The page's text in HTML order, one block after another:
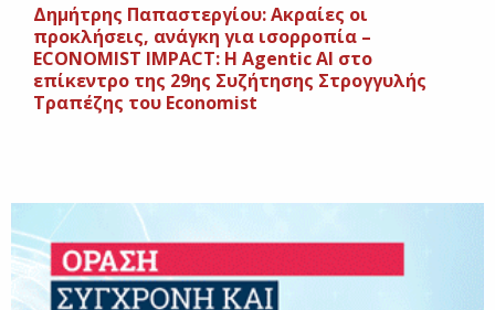
Δημήτρης Παπαστεργίου: Ακραίες οι
προκλήσεις, ανάγκη για ισορροπία –
ECONOMIST IMPACT: Η Agentic ΑΙ στο
επίκεντρο της 29ης Συζήτησης Στρογγυλής
Τραπέζης του Economist